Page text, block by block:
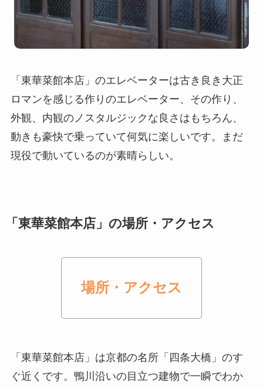
「東華菜館本店」のエレベーターは古き良き大正
ロマンを感じる作りのエレベーター、その作り、
外観、内観のノスタルジックな良さはもちろん、
動きも豪快で乗っていて何気に楽しいです。まだ
現役で動いているのが素晴らしい。
「東華菜館本店」の場所・アクセス
場所・アクセス
「東華菜館本店」は京都の名所「四条大橋」のす
ぐ近くです。鴨川沿いの目立つ建物で一瞬でわか